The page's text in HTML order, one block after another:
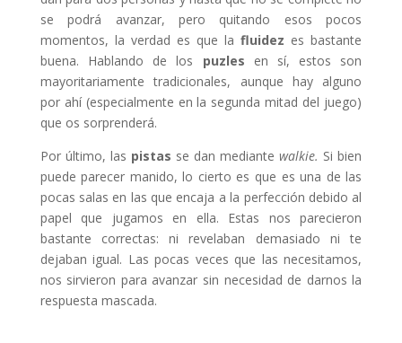
se podrá avanzar, pero quitando esos pocos
momentos, la verdad es que la fluidez es bastante
buena. Hablando de los
puzles
en sí, estos son
mayoritariamente tradicionales, aunque hay alguno
por ahí (especialmente en la segunda mitad del juego)
que os sorprenderá.
Por último, las pistas se dan mediante walkie. Si bien
puede parecer manido, lo cierto es que es una de las
pocas salas en las que encaja a la perfección debido al
papel que jugamos en ella. Estas nos parecieron
bastante correctas: ni revelaban demasiado ni te
dejaban igual. Las pocas veces que las necesitamos,
nos sirvieron para avanzar sin necesidad de darnos la
respuesta mascada.